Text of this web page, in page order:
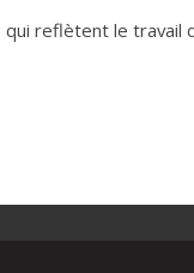
qui reflètent le travail